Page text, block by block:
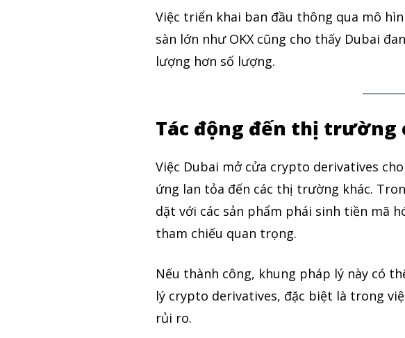
Việc triển khai ban đầu thông qua mô
sàn lớn như OKX cũng cho thấy Dubai
lượng hơn số lượng.
Tác động đến thị trường
Việc Dubai mở cửa crypto derivatives
ứng lan tỏa đến các thị trường khác.
dặt với các sản phẩm phái sinh tiền mã
tham chiếu quan trọng.
Nếu thành công, khung pháp lý này có
lý crypto derivatives, đặc biệt là trong
rủi ro.